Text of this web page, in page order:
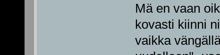
Mä en vaan
kovasti kiinni
vaikka